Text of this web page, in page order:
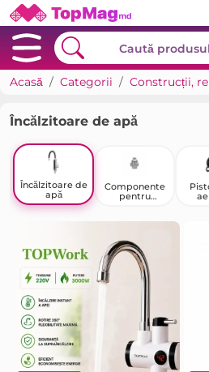
Acasă Categorii Construcții,
Încălzitoare de apă
Încălzitoare de
apă
Componente
pentru